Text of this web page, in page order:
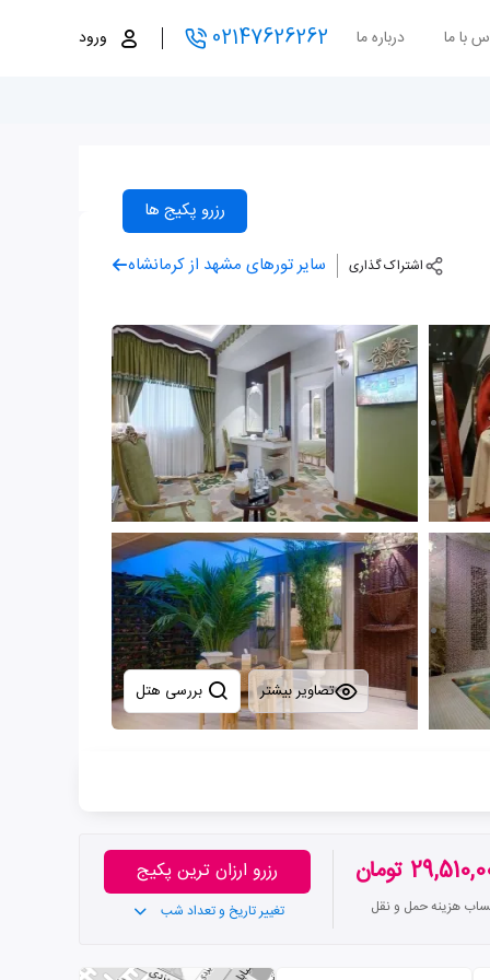
با ما درباره ما 02147626262 ورود
رزرو پکیج ها
اشتراک گذاری سایر تورهای مشهد از کرمانشاه
تصاویر بیشتر
تومان
هزینه حمل و نقل
رزرو ارزان ترین پکیج
تغییر تاریخ و تعداد شب